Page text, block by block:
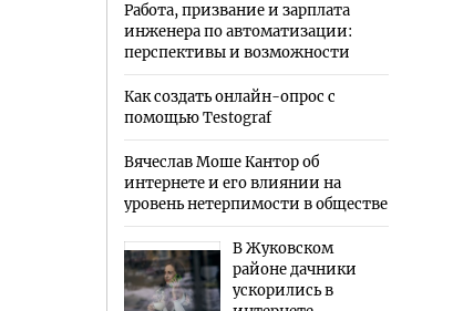
Работа, призвание и зарплата
инженера по автоматизации:
перспективы и возможности
Как создать онлайн-опрос с
помощью Testograf
Вячеслав Моше Кантор об
интернете и его влиянии на
уровень нетерпимости в обществе
В Жуковском
районе дачники
ускорились в